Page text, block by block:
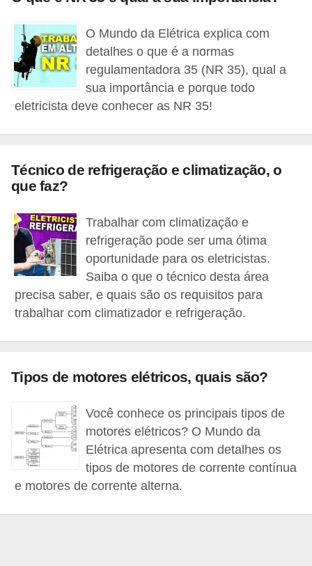
O Mundo da Elétrica explica com
detalhes o que é a normas
regulamentadora 35 (NR 35), qual a
sua importância e porque todo
eletricista deve conhecer as NR 35!
Técnico de refrigeração e climatização, o
que faz?
Trabalhar com climatização e
refrigeração pode ser uma ótima
oportunidade para os eletricistas.
Saiba o que o técnico desta área
precisa saber, e quais são os requisitos para
trabalhar com climatizador e refrigeração.
Tipos de motores elétricos, quais são?
Você conhece os principais tipos de
motores elétricos? O Mundo da
Elétrica apresenta com detalhes os
tipos de motores de corrente contínua
e motores de corrente alterna.
t
o
s
d
e
e
l
t
r
i
c
i
d
a
d
e
i
o
i
d